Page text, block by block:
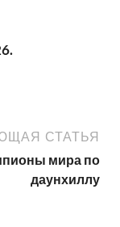
СТАТЬЯ
мира по
даунхиллу